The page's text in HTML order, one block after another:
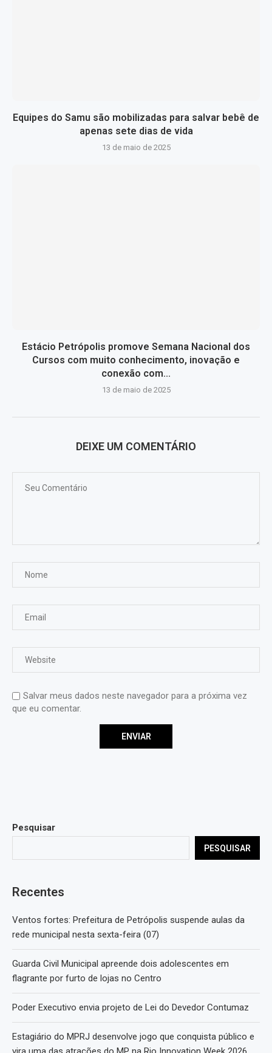
Equipes do Samu são mobilizadas para salvar bebê de
apenas sete dias de vida
13 de maio de 2025
Estácio Petrópolis promove Semana Nacional dos
Cursos com muito conhecimento, inovação e
conexão com...
13 de maio de 2025
DEIXE UM COMENTÁRIO
Salvar meus dados neste navegador para a próxima vez
que eu comentar.
Pesquisar
PESQUISAR
Recentes
Ventos fortes: Prefeitura de Petrópolis suspende aulas da
rede municipal nesta sexta-feira (07)
Guarda Civil Municipal apreende dois adolescentes em
flagrante por furto de lojas no Centro
Poder Executivo envia projeto de Lei do Devedor Contumaz
Estagiário do MPRJ desenvolve jogo que conquista público e